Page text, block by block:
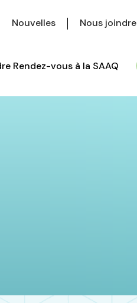
Nouvelles Nous joindre
Rendez-vous à la SAAQ